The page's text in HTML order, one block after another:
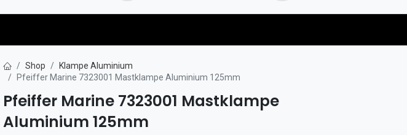
Shop
Klampe Aluminium
Pfeiffer Marine 7323001 Mastklampe Aluminium 125mm
Pfeiffer Marine 7323001 Mastklampe
Aluminium 125mm